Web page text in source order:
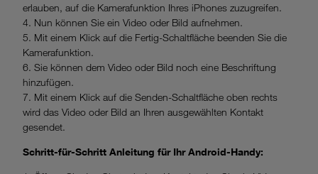
erlauben, auf die Kamerafunktion Ihres iPhones zuzugreifen.
4. Nun können Sie ein Video oder Bild aufnehmen.
5. Mit einem Klick auf die Fertig-Schaltfläche beenden Sie die
Kamerafunktion.
6. Sie können dem Video oder Bild noch eine Beschriftung
hinzufügen.
7. Mit einem Klick auf die Senden-Schaltfläche oben rechts
wird das Video oder Bild an Ihren ausgewählten Kontakt
gesendet.
Schritt-für-Schritt Anleitung für Ihr Android-Handy: